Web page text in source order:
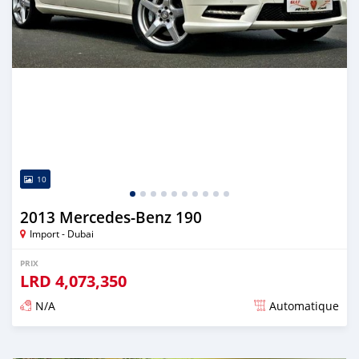
10
2013 Mercedes-Benz 190
Import - Dubai
PRIX
LRD 4,073,350
N/A Automatique